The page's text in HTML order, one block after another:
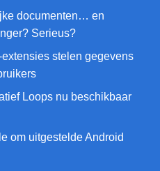
documenten… en
Serieus?
stelen gegevens
Loops nu beschikbaar
om uitgestelde Android